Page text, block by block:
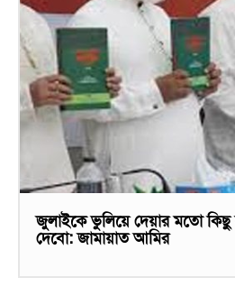
জুলাইকে ভুলিয়ে দেয়ার মতো
দেবো: জামায়াত আমির